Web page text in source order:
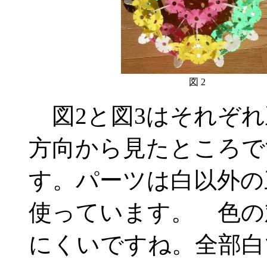
図 2
図2と図3はそれぞ
方向から見たところ
す。パーツは白以外
使っています。 色の
にくいですね。全部